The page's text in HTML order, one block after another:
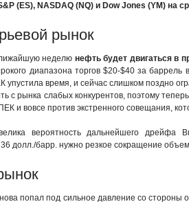
(ES), NASDAQ (NQ) и Dow Jones (YM) на
рынок
неделю нефть будет двигаться в
диапазона торгов $20-$40 за
упустила время, и сейчас слишком поздно
с рынка слабых конкурентов, поэтому
и вовсе против экстренного совещания,
вероятность дальнейшего
долл./барр. нужно резкое сокращение
попал под сильное давление со стороны